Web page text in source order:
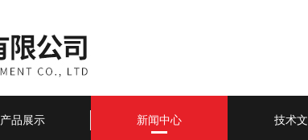
产品展示 新闻中心 技术